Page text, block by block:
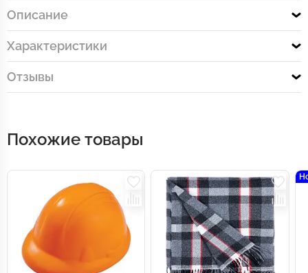
Описание
Характеристики
Отзывы
Похожие товары